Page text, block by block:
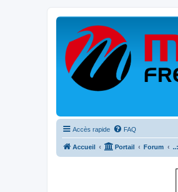
Accès rapide FAQ
Accueil Portail Forum